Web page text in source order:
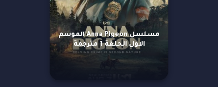
مسلسل Anna Pigeon الموسم
الاول الحلقة 1 مترجمة